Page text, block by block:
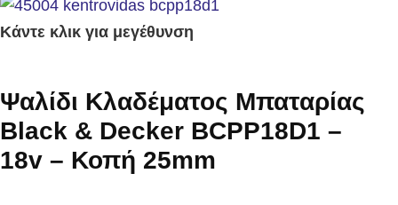
Κάντε κλικ για μεγέθυνση
Ψαλίδι Κλαδέματος Μπαταρίας
Black & Decker BCPP18D1 –
18v – Κοπή 25mm